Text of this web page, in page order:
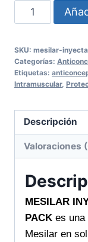
MESILAR
INYECTABLE
Ampolla
1
ml
PACK
Solución
práctica
bienestar
diario
cantidad
SKU: mesilar-
Categorías:
Etiquetas:
Intramuscular,
Descripción
Valoraciones
MESILAR
PACK es una
Mesilar en